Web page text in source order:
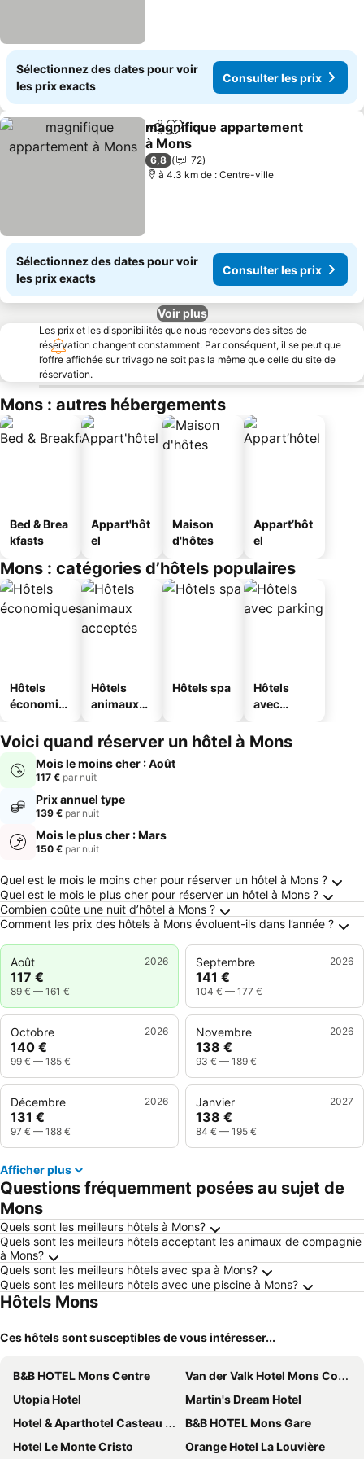
Sélectionnez des dates pour voir
les prix exacts
Consulter les prix
PartagerAjouter à mes favoris
magnifique appartement
à Mons
Consulter les prix
6,8
72
à 4.3 km de : Centre-ville
Sélectionnez des dates pour voir
les prix exacts
Consulter les prix
Voir plus
Les prix et les disponibilités que nous recevons des sites de
réservation changent constamment. Par conséquent, il se peut que
l’offre affichée sur trivago ne soit pas la même que celle du site de
réservation.
Mons : autres hébergements
Bed & Brea
kfasts
Appart'hôt
el
Maison
d'hôtes
Appart’hôt
el
Mons : catégories d’hôtels populaires
Hôtels
économiq
Hôtels
animaux
Hôtels spa
Hôtels
avec
Voici quand réserver un hôtel à Mons
Mois le moins cher : Août
117 € par nuit
Prix annuel type
139 € par nuit
Mois le plus cher : Mars
150 € par nuit
Questions fréquemment posées au sujet de
Quel est le mois le moins cher pour réserver un hôtel à Mons ?
Quel est le mois le plus cher pour réserver un hôtel à Mons ?
Combien coûte une nuit d’hôtel à Mons ?
Comment les prix des hôtels à Mons évoluent-ils dans l’année ?
Août 2026
117 €
89 € — 161 €
Septembre 2026
141 €
104 € — 177 €
Octobre 2026
140 €
99 € — 185 €
Novembre 2026
138 €
93 € — 189 €
Décembre 2026
131 €
97 € — 188 €
Janvier 2027
138 €
84 € — 195 €
Afficher plus
Questions fréquemment posées au sujet de
Mons
Quels sont les meilleurs hôtels à Mons?
Quels sont les meilleurs hôtels acceptant les animaux de compagnie
à Mons?
Quels sont les meilleurs hôtels avec spa à Mons?
Quels sont les meilleurs hôtels avec une piscine à Mons?
Hôtels Mons
Ces hôtels sont susceptibles de vous intéresser...
B&B HOTEL Mons Centre
Van der Valk Hotel Mons Congres & Spa
Utopia Hotel
Martin's Dream Hotel
Hotel & Aparthotel Casteau Resort Mons Soignies
B&B HOTEL Mons Gare
Hotel Le Monte Cristo
Orange Hotel La Louvière